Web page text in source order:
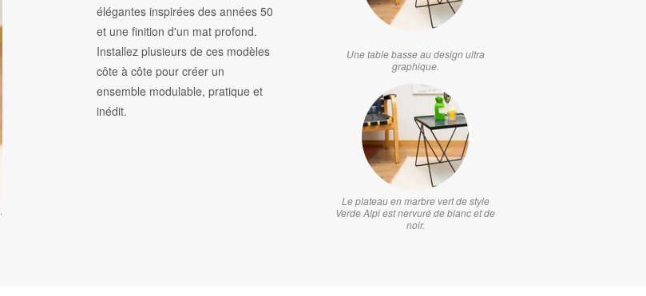
élégantes inspirées des années 50
et une finition d'un mat profond.
Installez plusieurs de ces modèles
côte à côte pour créer un
ensemble modulable, pratique et
inédit.
Une table basse au design ultra
graphique.
Le plateau en marbre vert de style
Verde Alpi est nervuré de blanc et de
noir.